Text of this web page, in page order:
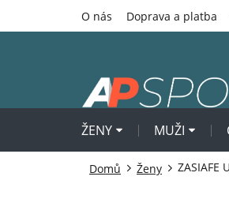
O nás Doprava a platba
ŽENY MUŽI
Domů Ženy ZASIAFE